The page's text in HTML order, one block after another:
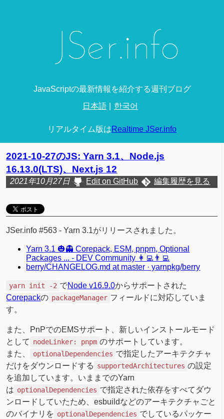
JavaScriptの最新情報を紹介する週刊ブログ
日本語 한국어
リアルタイム版はRealtime JSer.info
2021-10-27のJS: Yarn 3.1、Node.js
16.13.0(LTS)、Next.js 12
2021年10月27日 Edit on GitHub 編集履歴を見る
JSer.info #563 - Yarn 3.1がリリースされました。
Yarn 3.1 🎃👻 Corepack, ESM, pnpm, Optional
Packages ... - DEV Community 👩‍💻👨‍💻
berry/CHANGELOG.md at master · yarnpkg/berry
yarn init -2 でNode v16.9.0からサポートされた
Corepackの packageManager フィールドに対応していま
す。
また、PnPでのEMSサポート、新しいインストールモード
として nodeLinker: pnpm のサポートしています。
また、
optionalDependencies で指定したアーキテクチャ
だけをダウンロードする supportedArchitectures の設定
を追加しています。いままでのYarn
は optionalDependencies で指定された依存をすべてダウ
ンロードしていたため、esbuildなどのアーキテクチャごと
のバイナリを optionalDependencies でしているパッケー